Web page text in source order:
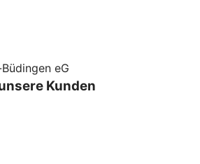
eG
Kunden